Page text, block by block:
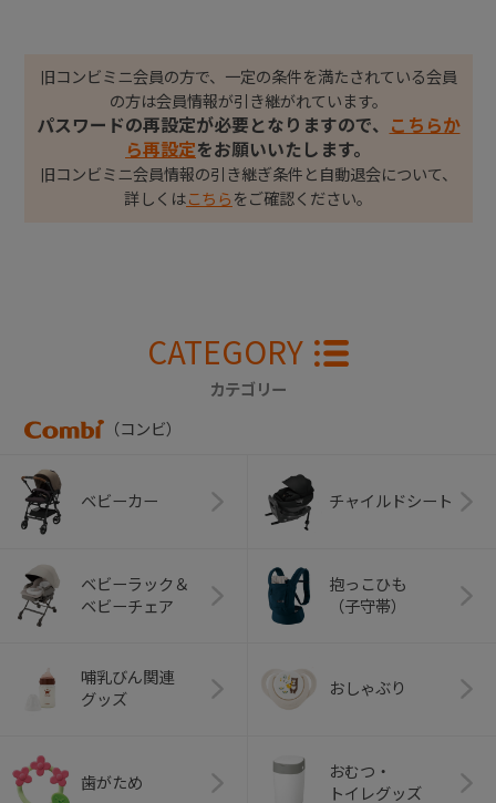
旧コンビミニ会員の方で、一定の条件を満たされている会員
の方は会員情報が引き継がれています。
パスワードの再設定が必要となりますので、
こちらか
ら再設定をお願いいたします。
旧コンビミニ会員情報の引き継ぎ条件と自動退会について、
詳しくはこちら をご確認ください。
CATEGORY
カテゴリー
（コンビ）
ベビーカー チャイルドシート
ベビーラック＆
ベビーチェア
抱っこひも
（子守帯）
哺乳びん関連
グッズ
おしゃぶり
歯がため
おむつ・
トイレグッズ